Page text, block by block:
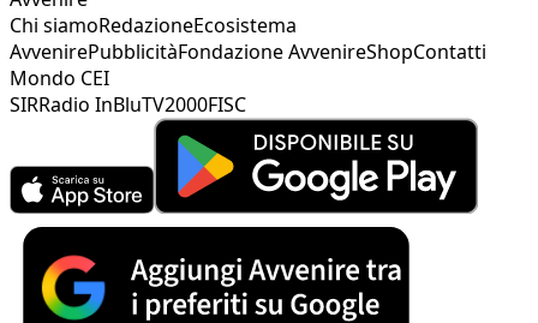
Chi siamoRedazioneEcosistema
AvvenirePubblicitàFondazione AvvenireShopContatti
Mondo CEI
SIRRadio InBluTV2000FISC